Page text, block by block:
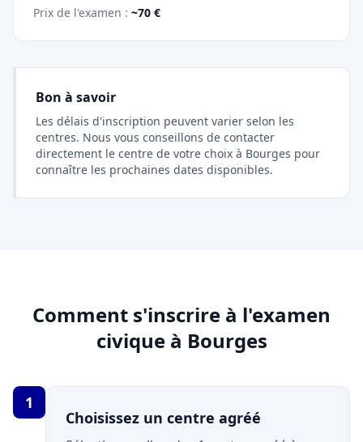
Prix de l'examen : ~70 €
Bon à savoir
Les délais d'inscription peuvent varier selon les
centres. Nous vous conseillons de contacter
directement le centre de votre choix à Bourges pour
connaître les prochaines dates disponibles.
Comment s'inscrire à l'examen
civique à Bourges
1
Choisissez un centre agréé